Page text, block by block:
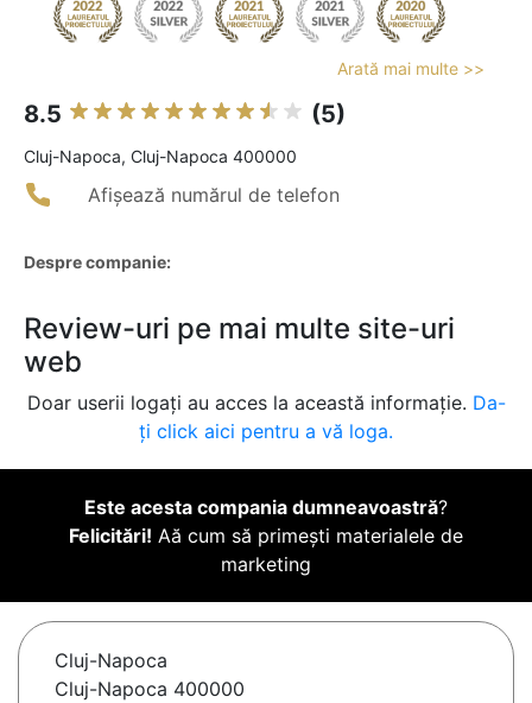
Arată mai multe >>
8.5 (5)
Cluj-Napoca, Cluj-Napoca 400000
Afișează numărul de telefon
Despre companie:
Review-uri pe mai multe site-uri
web
Doar userii logați au acces la această informație. Da-
ți click aici pentru a vă loga.
Este acesta compania dumneavoastră?
Felicitări! Aă cum să primești materialele de
marketing
Cluj-Napoca
Cluj-Napoca 400000